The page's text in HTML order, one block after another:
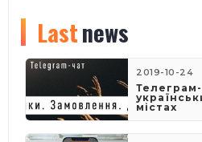
Lastnews
2019-10-24
містах